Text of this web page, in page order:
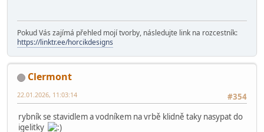
HD
#353
Můj model je také možno uvést do stavu vhodnějšího k
přepravě. (i když jej nevidím na fotkách).